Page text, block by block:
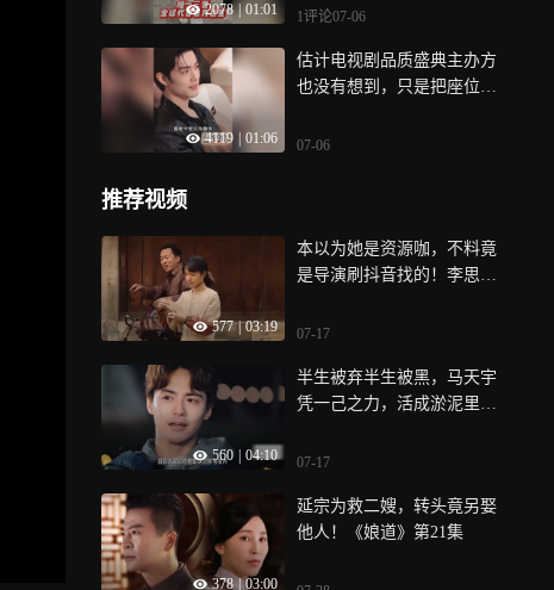
2078 | 01:01
核操作，不愧是乐华头号“逆
1评论07-06
4119 01:06
估计电视剧品质盛典主办方
也没有想到，只是把座位换
了泼天的富贵
07-06
推荐视频
577 | 03:19
本以为她是资源咖，不料竟
是导演刷抖音找的！李思潼
07-17
560 04:10
半生被弃半生被黑，马天宇
凭一己之力，活成淤泥里的
07-17
378 03:00
延宗为救二嫂，转头竟另娶
他人！《娘道》第21集